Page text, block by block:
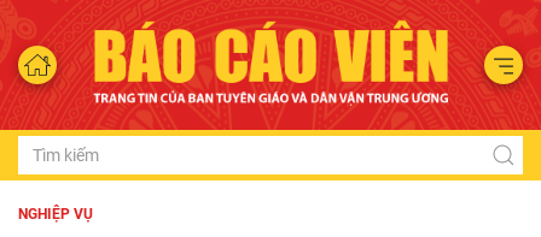
NGHIỆP VỤ